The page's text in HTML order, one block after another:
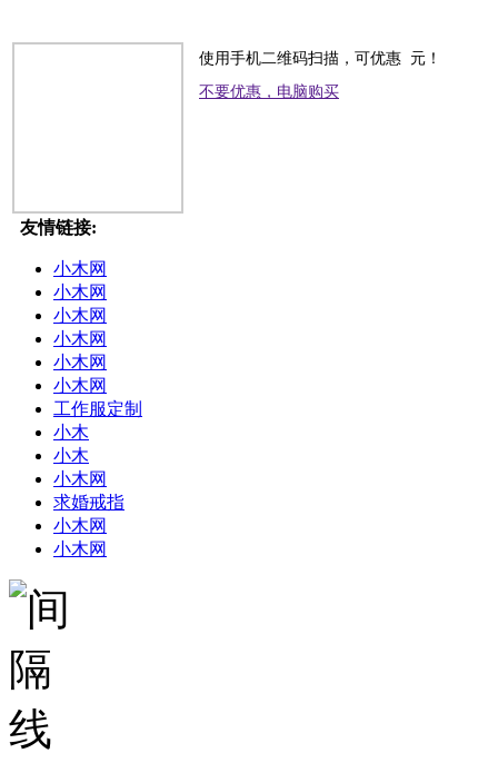
使用手机二维码扫描，可优惠 元！
不要优惠，电脑购买
友情链接:
小木网
小木网
小木网
小木网
小木网
小木网
工作服定制
小木
小木
小木网
求婚戒指
小木网
小木网